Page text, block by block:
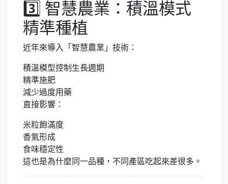
3️⃣ 智慧農業：積溫模式
精準種植
近年來導入「智慧農業」技術：
積溫模型控制生長週期
精準施肥
減少過度用藥
直接影響：
米粒飽滿度
香氣形成
食味穩定性
這也是為什麼同一品種，不同產區吃起來差很多。